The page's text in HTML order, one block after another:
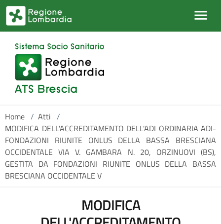
Salta al contenuto principale
Home / Atti /
MODIFICA DELL'ACCREDITAMENTO DELL'ADI ORDINARIA ADI-
FONDAZIONI RIUNITE ONLUS DELLA BASSA BRESCIANA
OCCIDENTALE VIA V. GAMBARA N. 20, ORZINUOVI (BS),
GESTITA DA FONDAZIONI RIUNITE ONLUS DELLA BASSA
BRESCIANA OCCIDENTALE V
MODIFICA